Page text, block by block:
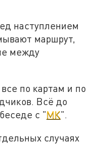
наступлением
маршрут,
между
по картам и по
Всё до
с "МК".
случаях